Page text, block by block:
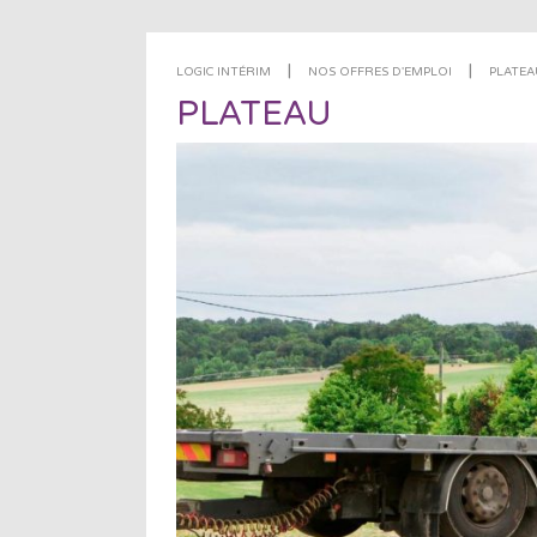
LOGIC INTÉRIM | NOS OFFRES D'EMPLOI |
PLATEAU